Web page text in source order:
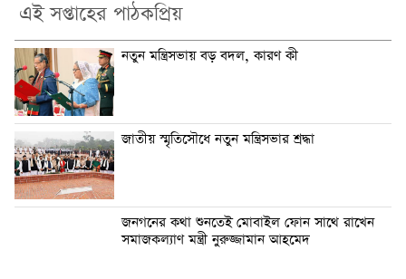
এই সপ্তাহের পাঠকপ্রিয়
নতুন মন্ত্রিসভায় বড় বদল, কারণ কী
জাতীয় স্মৃতিসৌধে নতুন মন্ত্রিসভার শ্রদ্ধা
জনগনের কথা শুনতেই মোবাইল ফোন সাথে রাখেন
সমাজকল্যাণ মন্ত্রী নুরুজ্জামান আহমেদ